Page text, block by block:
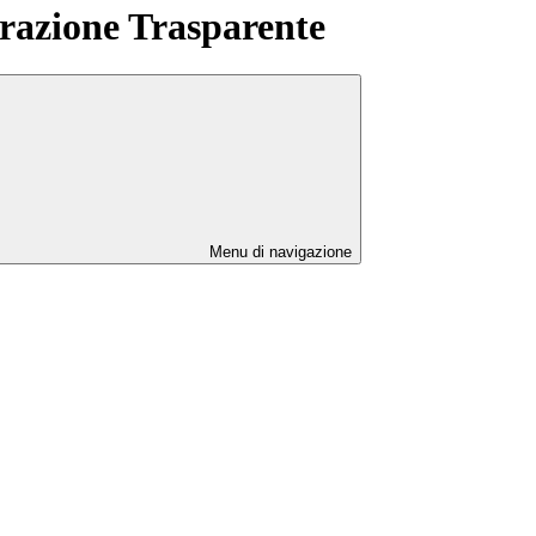
Trasparente
Menu di navigazione